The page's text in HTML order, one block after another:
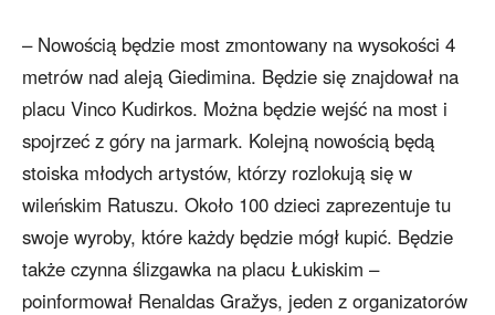
– Nowością będzie most zmontowany na wysokości 4
metrów nad aleją Giedimina. Będzie się znajdował na
placu Vinco Kudirkos. Można będzie wejść na most i
spojrzeć z góry na jarmark. Kolejną nowością będą
stoiska młodych artystów, którzy rozlokują się w
wileńskim Ratuszu. Około 100 dzieci zaprezentuje tu
swoje wyroby, które każdy będzie mógł kupić. Będzie
także czynna ślizgawka na placu Łukiskim –
poinformował Renaldas Gražys, jeden z organizatorów